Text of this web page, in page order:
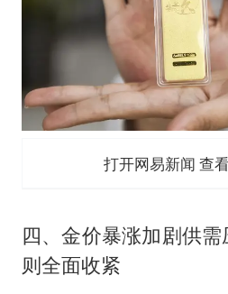
打开网易新闻 查
四、金价暴涨加剧供
则全面收紧